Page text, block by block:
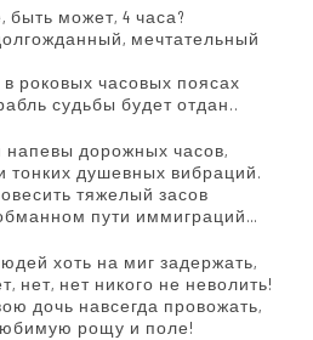
быть может, 4 часа?
мечтательный
роковых часовых поясах
судьбы будет отдан..
дорожных часов,
тонких душевных вибраций.
тяжелый засов
пути иммиграций…
хоть на миг задержать,
нет, нет никого не неволить!
дочь навсегда провожать,
рощу и поле!